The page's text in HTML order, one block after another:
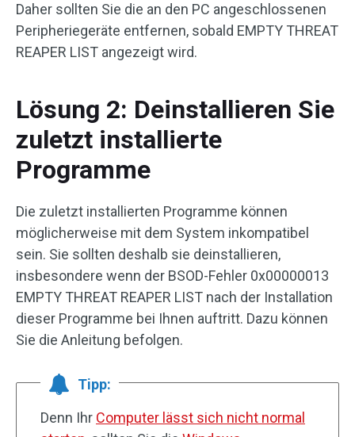
Daher sollten Sie die an den PC angeschlossenen
Peripheriegeräte entfernen, sobald EMPTY THREAT
REAPER LIST angezeigt wird.
Lösung 2: Deinstallieren Sie
zuletzt installierte
Programme
Die zuletzt installierten Programme können
möglicherweise mit dem System inkompatibel
sein. Sie sollten deshalb sie deinstallieren,
insbesondere wenn der BSOD-Fehler 0x00000013
EMPTY THREAT REAPER LIST nach der Installation
dieser Programme bei Ihnen auftritt. Dazu können
Sie die Anleitung befolgen.
Tipp:
Denn Ihr Computer lässt sich nicht normal